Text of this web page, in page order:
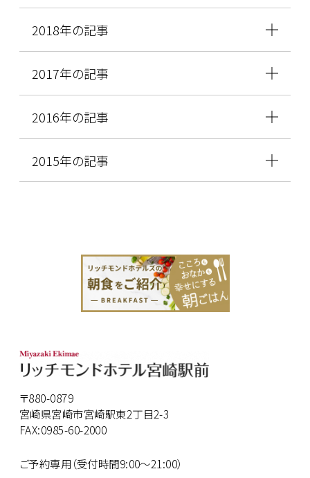
2018年の記事
2017年の記事
2016年の記事
2015年の記事
〒880-0879
宮崎県宮崎市宮崎駅東2丁目2-3
FAX:0985-60-2000
ご予約専用（受付時間9:00～21:00）